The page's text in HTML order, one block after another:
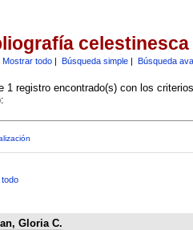
celestinesca
Mostrar todo| Búsqueda simple| Búsqueda
1 registro encontrado(s) con los
Gloria C.